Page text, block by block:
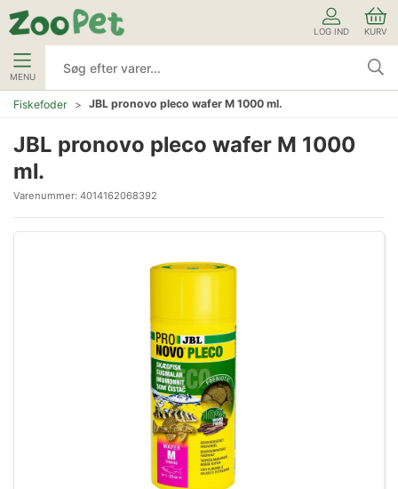
LOG IND KURV
MENU
Fiskefoder JBL pronovo pleco wafer M 1000 ml.
JBL pronovo pleco wafer M 1000
ml.
Varenummer: 4014162068392